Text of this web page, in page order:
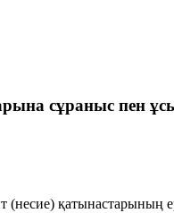
сұраныс пен
қатынастарының